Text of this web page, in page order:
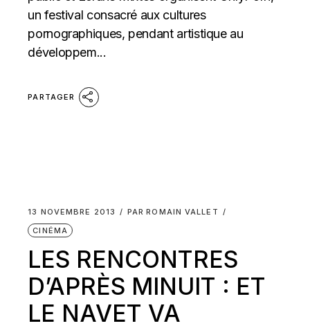
un festival consacré aux cultures
pornographiques, pendant artistique au
développem...
PARTAGER
13 NOVEMBRE 2013 PAR ROMAIN VALLET
CINÉMA
LES RENCONTRES
D’APRÈS MINUIT : ET
LE NAVET VA